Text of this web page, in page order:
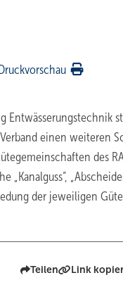
Druckvorschau
einen weiteren
des
der jeweiligen
Teilen Link